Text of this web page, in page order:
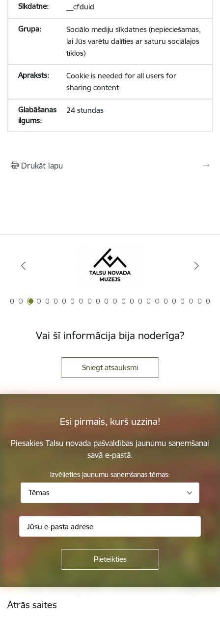
__cfduid
Sociālo mediju sīkdatnes (nepieciešamas,
lai Jūs varētu dalīties ar saturu sociālajos
tīklos)
Cookie is needed for all users for
sharing content
24 stundas
Drukāt lapu
Vai šī informācija bija noderīga?
Sniegt atsauksmi
Esi pirmais, kurš uzzina!
Piesakies Talsu novada pašvaldības jaunumu saņemšanai
savā e-pastā.
Izvēlieties jaunumu saņemšanas tēmas:
Tēmas
Kājene
Ātrās saites